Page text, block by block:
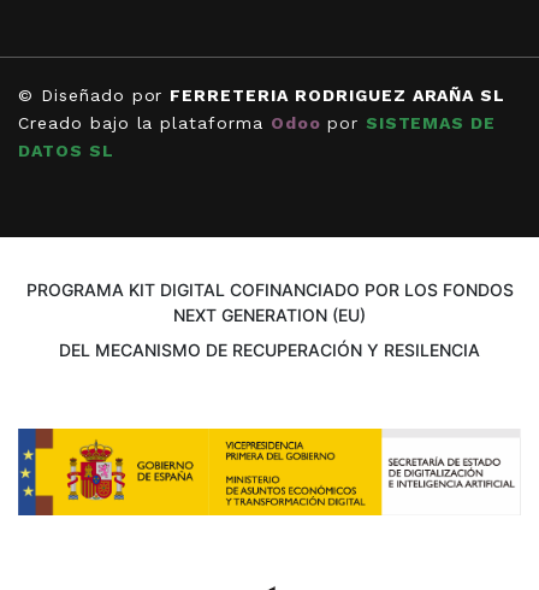
© Diseñado por FERRETERIA RODRIGUEZ ARAÑA SL
Creado bajo la plataforma Odoo por SISTEMAS DE
DATOS SL
PROGRAMA KIT DIGITAL COFINANCIADO POR LOS FONDOS
NEXT GENERATION (EU)
DEL MECANISMO DE RECUPERACIÓN Y RESILENCIA